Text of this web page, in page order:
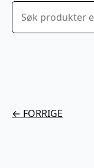
Søk
← FORRIGE